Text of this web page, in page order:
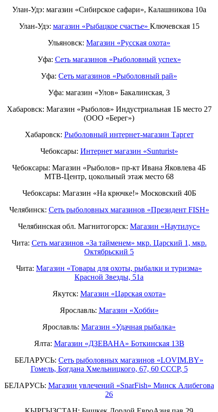
Улан-Удэ: магазин «Сибирское сафари», Калашникова 10а
Улан-Удэ: магазин «Рыбацкое счастье» Ключевская 15
Ульяновск: Магазин «Русская охота»
Уфа: Сеть магазинов «Рыболовный успех»
Уфа: Сеть магазинов «Рыболовный рай»
Уфа: магазин «Улов» Бакалинская, 3
Хабаровск: Магазин «Рыболов» Индустриальная 1Б место 27
(ООО «Берег»)
Хабаровск: Рыболовный интернет-магазин Таргет
Чебоксары: Интернет магазин «Sunturist»
Чебоксары: Магазин «Рыболов» пр-кт Ивана Яковлева 4Б
МТВ-Центр, цокольный этаж место 68
Чебоксары: Магазин «На крючке!» Московский 40Б
Челябинск: Сеть рыболовных магазинов «Президент FISH»
Челябинская обл. Магнитогорск: Магазин «Наутилус»
Чита: Сеть магазинов «За тайменем» мкр. Царский 1, мкр.
Октябрьский 5
Чита: Магазин «Товары для охоты, рыбалки и туризма»
Красной Звезды, 51а
Якутск: Магазин «Царская охота»
Ярославль: Магазин «Хобби»
Ярославль: Магазин «Удачная рыбалка»
Ялта: Магазин «ДЗЕВАНА» Боткинская 13В
БЕЛАРУСЬ: Сеть рыболовных магазинов «LOVIM.BY»
Гомель, Богдана Хмельницкого, 67, 60 СССР, 5
БЕЛАРУСЬ: Магазин увлечений «SnarFish» Минск Алибегова
26